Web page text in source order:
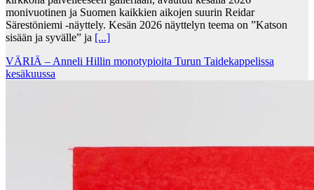
monivuotinen ja Suomen kaikkien aikojen suurin Reidar
Särestöniemi -näyttely. Kesän 2026 näyttelyn teema on ”Katson
sisään ja syvälle” ja [...]
VÄRIÄ – Anneli Hillin monotypioita Turun Taidekappelissa
kesäkuussa